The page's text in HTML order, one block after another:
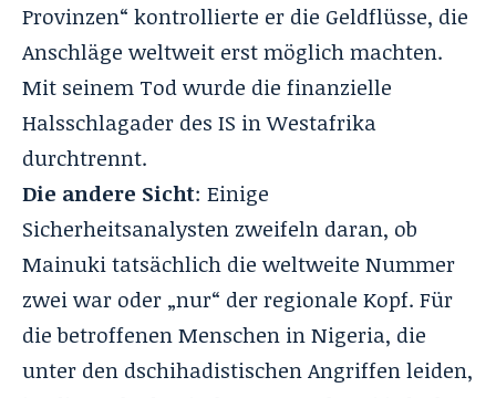
Provinzen“ kontrollierte er die Geldflüsse, die
Anschläge weltweit erst möglich machten.
Mit seinem Tod wurde die finanzielle
Halsschlagader des IS in Westafrika
durchtrennt.
Die andere Sicht: Einige
Sicherheitsanalysten zweifeln daran, ob
Mainuki tatsächlich die weltweite Nummer
zwei war oder „nur“ der regionale Kopf. Für
die betroffenen Menschen in Nigeria, die
unter den dschihadistischen Angriffen leiden,